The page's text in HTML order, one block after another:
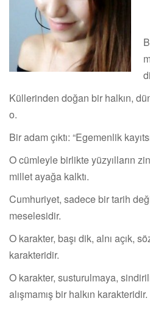
Küllerinden doğan bir halkın,
o.
Bir adam çıktı: “Egemenlik
O cümleyle birlikte yüzyılların
millet ayağa kalktı.
Cumhuriyet, sadece bir tarih
meselesidir.
O karakter, başı dik, alnı açık,
karakteridir.
O karakter, susturulmaya,
alışmamış bir halkın karakteridir.